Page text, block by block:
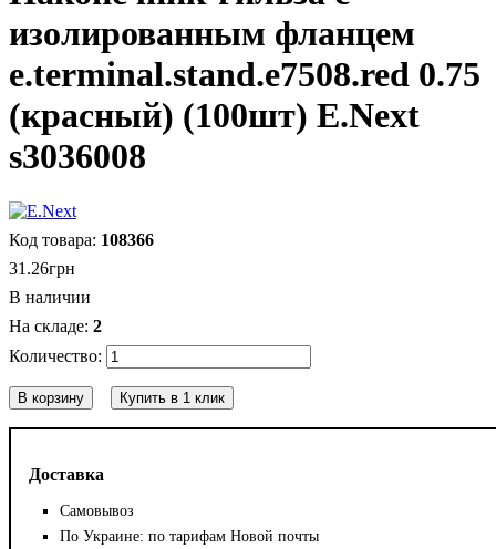
изолированным фланцем
e.terminal.stand.e7508.red 0.75
(красный) (100шт) E.Next
s3036008
Доставка
Самовывоз
По Украине: по тарифам Новой почты
108366
31 .26грн
В наличии
2
В корзину Купить в 1 клик